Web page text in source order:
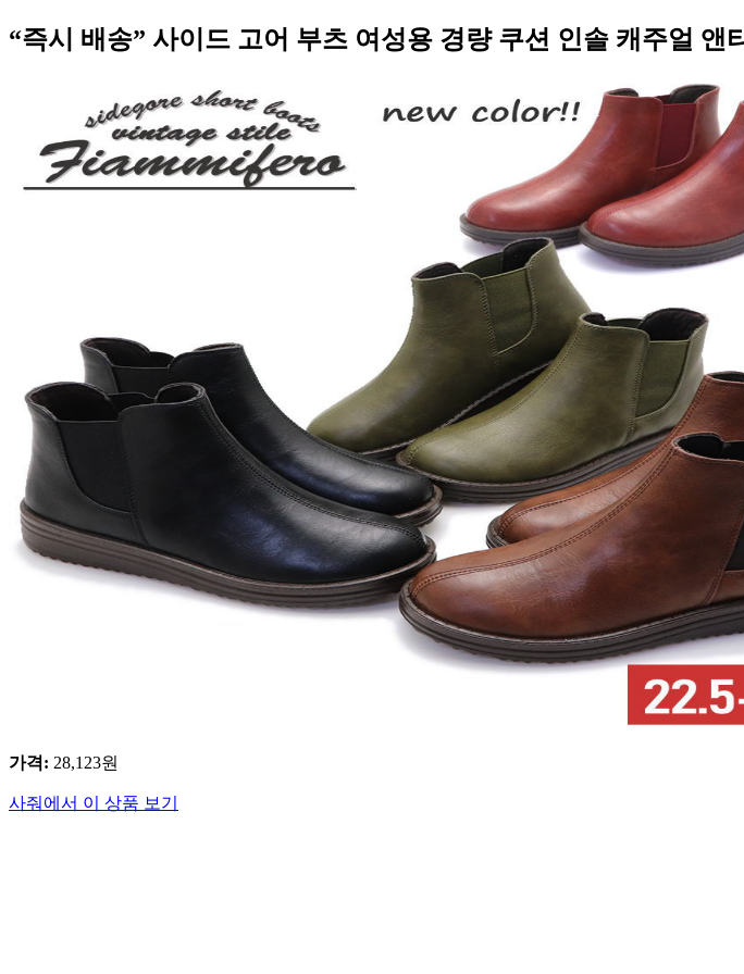
“즉시 배송” 사이드 고어 부츠 여성용 경량 쿠션 인솔 캐주얼 앤
가격: 28,123원
사줘에서 이 상품 보기